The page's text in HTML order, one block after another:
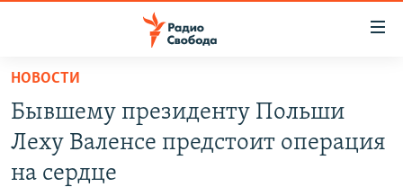
упрощенного
доступа
Вернуться
основному
АВТОРСКИЕ ПРОЕКТЫ
НОВОСТИ
Бывшему президенту Польши
Леху Валенсе предстоит операция
на сердце